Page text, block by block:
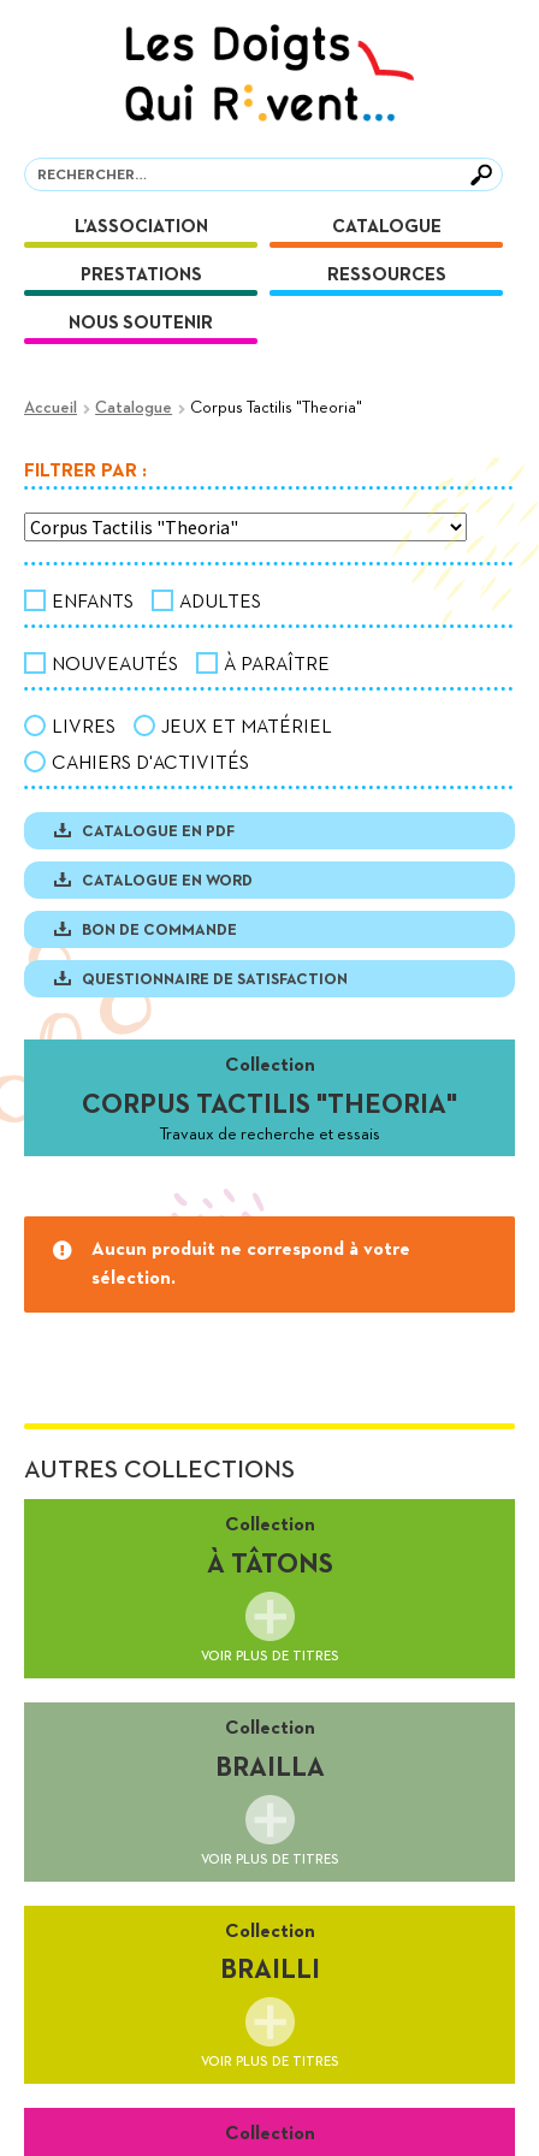
Recherche
Recherche
L’ASSOCIATION CATALOGUE
PRESTATIONS RESSOURCES
NOUS SOUTENIR
Accueil Catalogue Corpus Tactilis "Theoria"
FILTRER PAR :
ENFANTS ADULTES
NOUVEAUTÉS À PARAÎTRE
LIVRES
JEUX ET MATÉRIEL
CAHIERS D'ACTIVITÉS
CATALOGUE EN PDF
CATALOGUE EN WORD
BON DE COMMANDE
QUESTIONNAIRE DE SATISFACTION
Collection
CORPUS TACTILIS "THEORIA"
Travaux de recherche et essais
Aucun produit ne correspond à votre
sélection.
AUTRES COLLECTIONS
Collection
À TÂTONS
VOIR PLUS DE TITRES
Collection
BRAILLA
VOIR PLUS DE TITRES
Collection
BRAILLI
VOIR PLUS DE TITRES
Collection